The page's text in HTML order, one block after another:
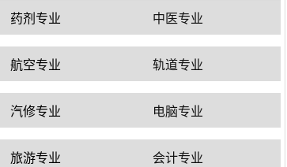
药剂专业 中医专业
航空专业 轨道专业
汽修专业 电脑专业
旅游专业 会计专业